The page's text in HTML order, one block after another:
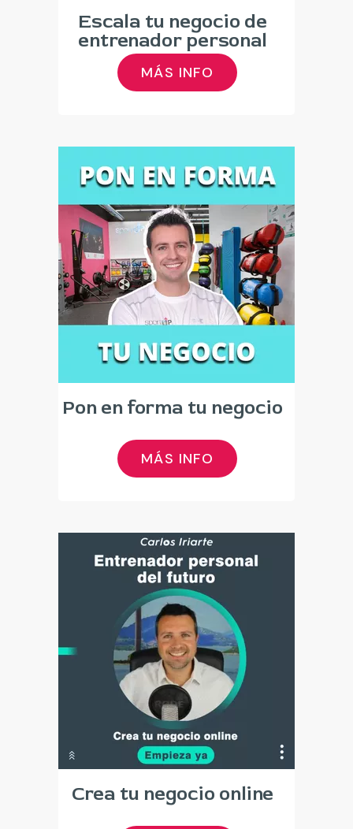
Escala tu negocio de
entrenador personal
MÁS INFO
Pon en forma tu negocio
MÁS INFO
Crea tu negocio online